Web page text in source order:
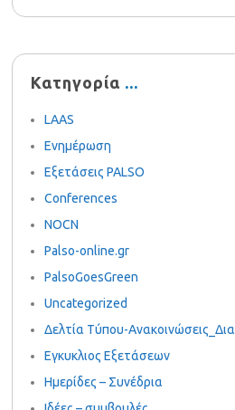
Κατηγορία
LAAS
Ενημέρωση
Εξετάσεις PALSO
Conferences
NOCN
Palso-online.gr
PalsoGoesGreen
Uncategorized
Δελτία Τύπου-
Εγκυκλιος Εξετάσεων
Ημερίδες – Συνέδρια